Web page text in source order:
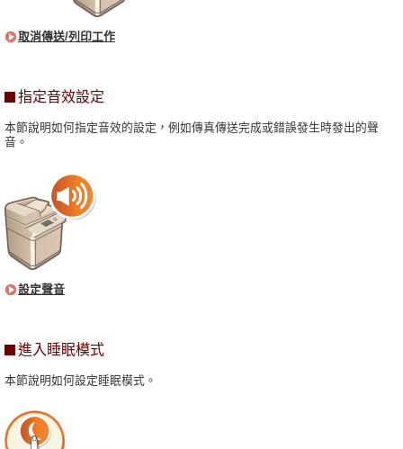
取消傳送/列印工作
指定音效設定
本節說明如何指定音效的設定，例如傳真傳送完成或錯誤發生時發出的聲
音。
設定聲音
進入睡眠模式
本節說明如何設定睡眠模式。